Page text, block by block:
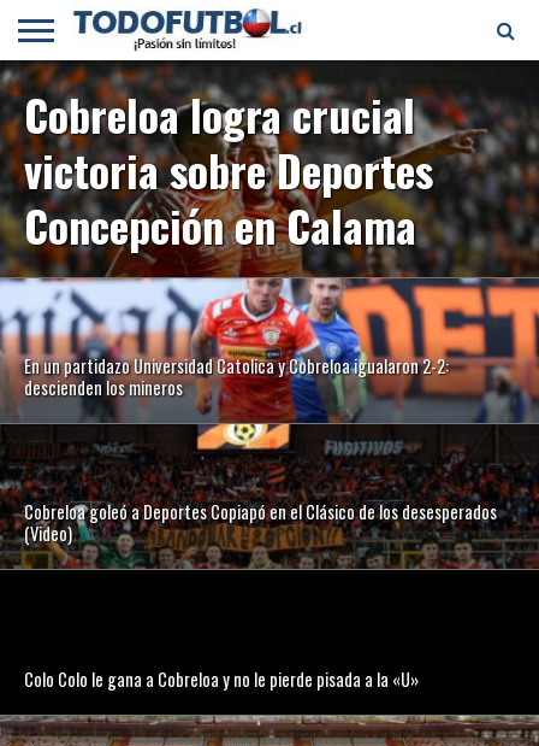
PRIMERA
DIVISIÓN
PRIMERA
B
SELECCIÓN
CHILENA
CHILENOS
EN EL
MUNDO
FÚTBOL
INTERNACIONAL
Cobreloa logra crucial
victoria sobre Deportes
Concepción en Calama
En un partidazo Universidad Catolica y Cobreloa igualaron 2-2:
descienden los mineros
Cobreloa goleó a Deportes Copiapó en el Clásico de los desesperados
(Video)
Colo Colo le gana a Cobreloa y no le pierde pisada a la «U»